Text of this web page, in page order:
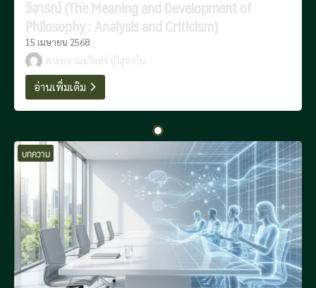
วิจารณ์ (The Meaning and Development of
Philosophy : Analysis and Criticism)
15 เมษายน 2568
พระมหามฆวินทร์ ปุริสุตฺตโม
อ่านเพิ่มเติม
บทความ